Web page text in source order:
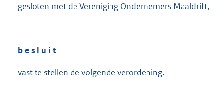
gesloten met de Vereniging Ondernemers Maaldrift,
b e s l u i t
vast te stellen de volgende verordening: